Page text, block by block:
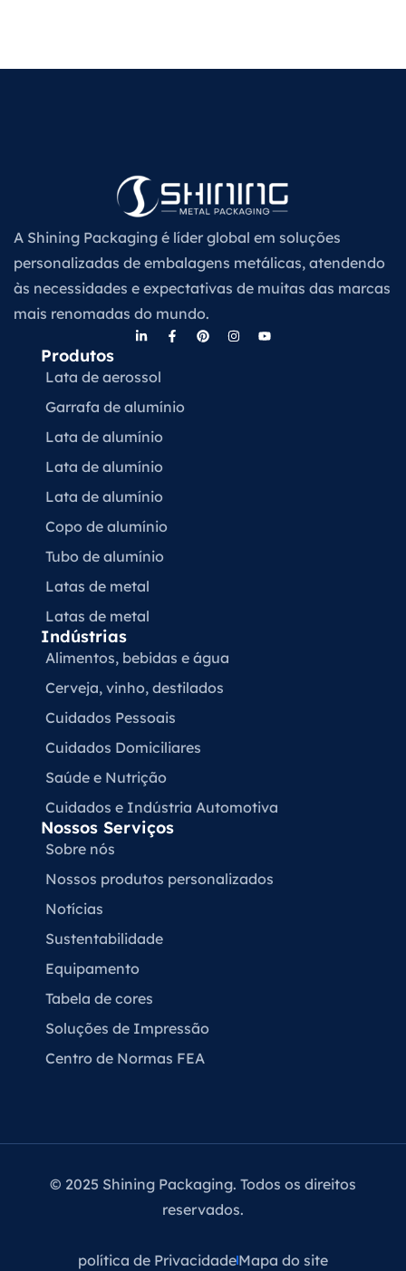
A Shining Packaging é líder global em soluções
personalizadas de embalagens metálicas, atendendo
às necessidades e expectativas de muitas das marcas
mais renomadas do mundo.
Produtos
Lata de aerossol
Garrafa de alumínio
Lata de alumínio
Lata de alumínio
Lata de alumínio
Copo de alumínio
Tubo de alumínio
Latas de metal
Latas de metal
Indústrias
Alimentos, bebidas e água
Cerveja, vinho, destilados
Cuidados Pessoais
Cuidados Domiciliares
Saúde e Nutrição
Cuidados e Indústria Automotiva
Nossos Serviços
Sobre nós
Nossos produtos personalizados
Notícias
Sustentabilidade
Equipamento
Tabela de cores
Soluções de Impressão
Centro de Normas FEA
© 2025 Shining Packaging. Todos os direitos
reservados.
política de PrivacidadeMapa do site